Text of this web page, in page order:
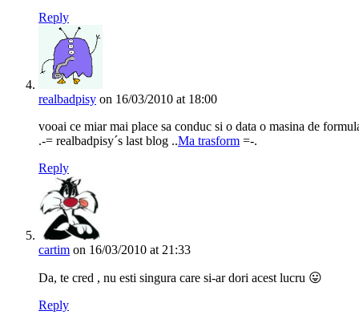
Reply
realbadpisy on 16/03/2010 at 18:00
vooai ce miar mai place sa conduc si o data o masina de
.-= realbadpisy´s last blog ..Ma trasform =-.
Reply
cartim on 16/03/2010 at 21:33
Da, te cred , nu esti singura care si-ar dori acest lucru 😛
Reply